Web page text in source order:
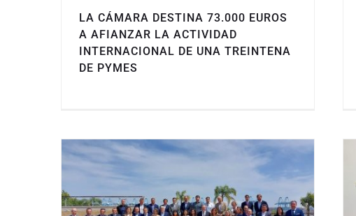
LA CÁMARA DESTINA 73.000 EUROS
A AFIANZAR LA ACTIVIDAD
INTERNACIONAL DE UNA TREINTENA
DE PYMES